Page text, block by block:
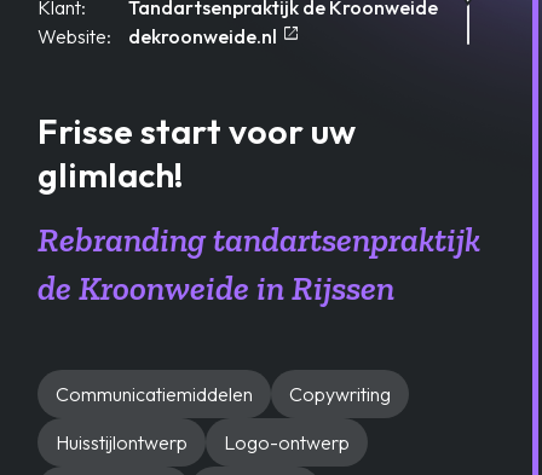
Klant:
Tandartsenpraktijk de Kroonweide
Website:
dekroonweide.nl open_in_new
Frisse start voor uw
glimlach!
Rebranding tandartsenpraktijk
de Kroonweide in Rijssen
Communicatiemiddelen
Copywriting
Huisstijlontwerp
Logo-ontwerp